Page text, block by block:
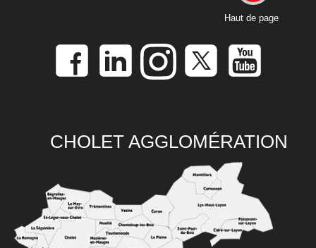
Haut de page
CHOLET AGGLOMÉRATION